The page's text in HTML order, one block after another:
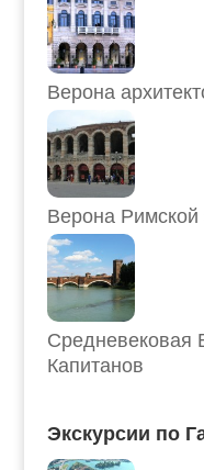
Верона
Верона Римской
Средневековая
Капитанов
Экскурсии по